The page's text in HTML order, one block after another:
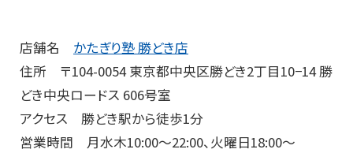
店舗名 かたぎり塾 勝どき店
住所 〒104-0054 東京都中央区勝どき2丁目10−14 勝
どき中央ロードス 606号室
アクセス 勝どき駅から徒歩1分
営業時間 月水木10:00～22:00、火曜日18:00～